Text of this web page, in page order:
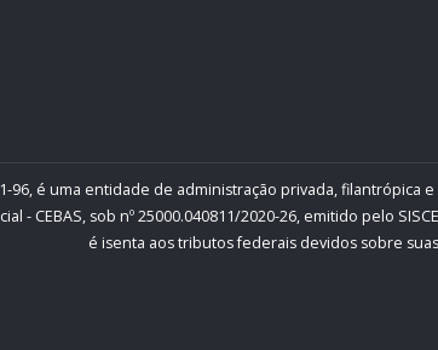
96, é uma entidade de administração privada,
- CEBAS, sob nº 25000.040811/2020-26, emitido pelo
é isenta aos tributos federais devidos sobre